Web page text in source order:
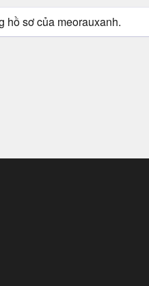
hồ sơ của meorauxanh.